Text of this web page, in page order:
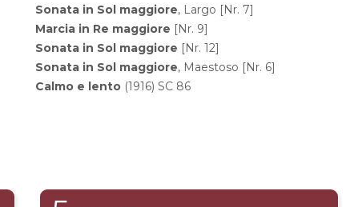
Sonata in Sol maggiore, Largo [Nr. 7]
Marcia in Re maggiore [Nr. 9]
Sonata in Sol maggiore [Nr. 12]
Sonata in Sol maggiore, Maestoso [Nr. 6]
Calmo e lento (1916) SC 86